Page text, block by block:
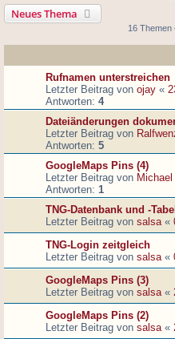
Neues Thema
16 Themen
Rufnamen unterstreichen
Letzter Beitrag von ojay «
Antworten: 4
Dateiänderungen
Letzter Beitrag von
Antworten: 5
GoogleMaps Pins (4)
Letzter Beitrag von Michael
Antworten: 1
TNG-Datenbank und -
Letzter Beitrag von salsa «
TNG-Login zeitgleich
Letzter Beitrag von salsa «
GoogleMaps Pins (3)
Letzter Beitrag von salsa «
GoogleMaps Pins (2)
Letzter Beitrag von salsa «